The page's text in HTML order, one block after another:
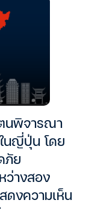
นพิจารณา
นญี่ปุ่น โดย
ภัย
ว่างสอง
ดงความเห็น